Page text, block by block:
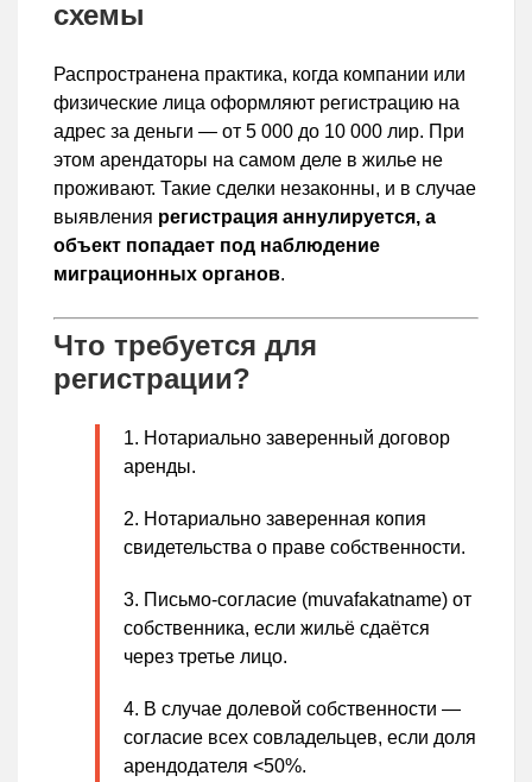
схемы
Распространена практика, когда компании или
физические лица оформляют регистрацию на
адрес за деньги — от 5 000 до 10 000 лир. При
этом арендаторы на самом деле в жилье не
проживают. Такие сделки незаконны, и в случае
выявления регистрация аннулируется, а
объект попадает под наблюдение
миграционных органов.
Что требуется для
регистрации?
Нотариально заверенный договор
аренды.
Нотариально заверенная копия
свидетельства о праве собственности.
Письмо-согласие (muvafakatname) от
собственника, если жильё сдаётся
через третье лицо.
В случае долевой собственности —
согласие всех совладельцев, если доля
арендодателя <50%.